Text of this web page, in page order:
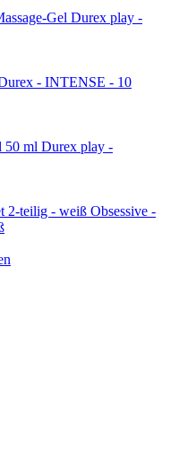
Durex play -
- INTENSE - 10
Durex play -
Obsessive -